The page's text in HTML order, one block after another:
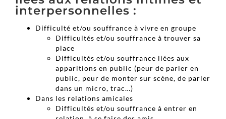
interpersonnelles :
Difficulté et/ou souffrance à vivre en groupe
Difficultés et/ou souffrance à trouver sa
place
Difficultés et/ou souffrance liées aux
apparitions en public (peur de parler en
public, peur de monter sur scène, de parler
dans un micro, trac…)
Dans les relations amicales
Difficultés et/ou souffrance à entrer en